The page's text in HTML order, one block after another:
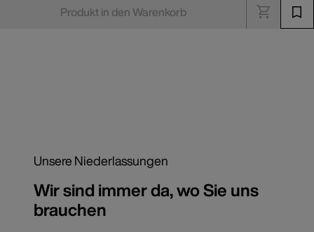
Produkt in den Warenkorb
Unsere Niederlassungen
Wir sind immer da, wo Sie uns
brauchen